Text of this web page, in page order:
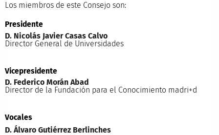
Los miembros de este Consejo son:
Presidente
D. Nicolás Javier Casas Calvo
Director General de Universidades
Vicepresidente
D. Federico Morán Abad
Director de la Fundación para el Conocimiento madri+d
Vocales
D. Álvaro Gutiérrez Berlinches